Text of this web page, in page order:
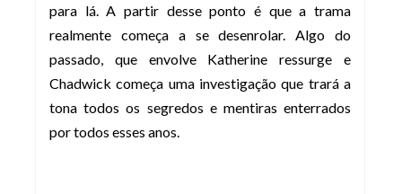
para lá. A partir desse ponto é que a trama
realmente começa a se desenrolar. Algo do
passado, que envolve Katherine ressurge e
Chadwick começa uma investigação que trará a
tona todos os segredos e mentiras enterrados
por todos esses anos.